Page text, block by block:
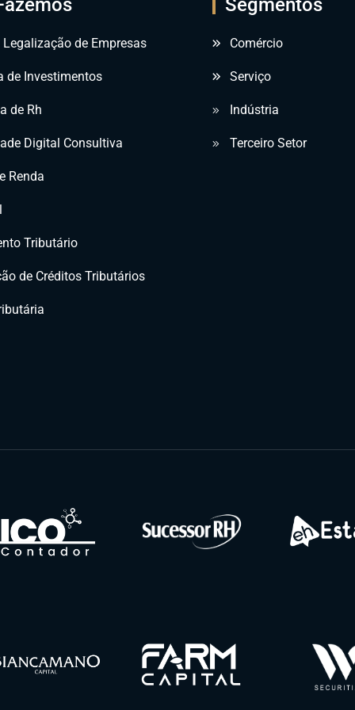
Legalização de Empresas
de Investimentos
de Rh
Digital Consultiva
Renda
Tributário
de Créditos Tributários
Segmentos
Comércio
Serviço
Indústria
Terceiro Setor